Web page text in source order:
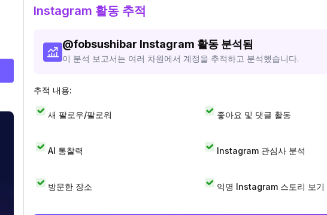
Instagram 활동 추적
@fobsushibar Instagram 활동 분석됨
이 분석 보고서는 여러 차원에서 계정을 추적하고 분석했습니다.
추적 내용:
새 팔로우/팔로워 좋아요 및 댓글 활동
AI 통찰력 Instagram 관심사 분석
방문한 장소 익명 Instagram 스토리 보기